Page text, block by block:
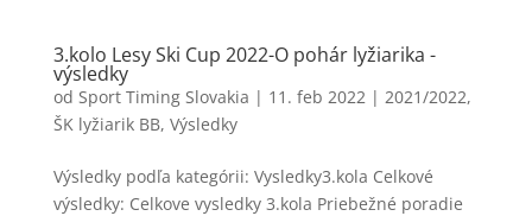
3.kolo Lesy Ski Cup 2022-O pohár lyžiarika -
výsledky
od Sport Timing Slovakia | 11. feb 2022| 2021/2022,
ŠK lyžiarik BB, Výsledky
Výsledky podľa kategórii: Vysledky3.kola Celkové
výsledky: Celkove vysledky 3.kola Priebežné poradie